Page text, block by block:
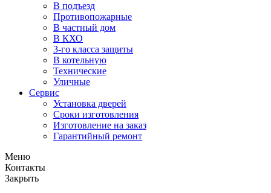
В подъезд
Противопожарные
В частный дом
В КХО
3-го класса защиты
В котельную
Технические
Уличные
Сервис
Установка дверей
Сроки изготовления
Изготовление на заказ
Гарантийный ремонт
Меню
Контакты
Закрыть